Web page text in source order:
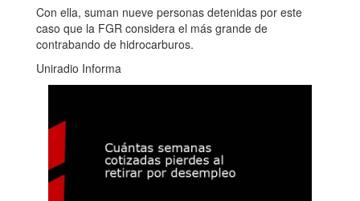
Con ella, suman nueve personas detenidas por este
caso que la FGR considera el más grande de
contrabando de hidrocarburos.
Uniradio Informa